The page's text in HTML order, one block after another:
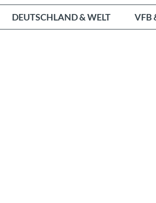
DEUTSCHLAND & WELT VFB